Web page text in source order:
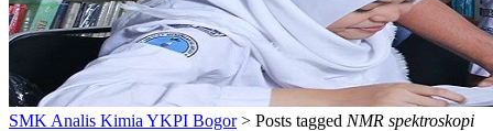
SMK Analis Kimia YKPI Bogor> Posts tagged NMR spektroskopi